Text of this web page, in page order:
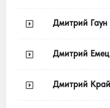
Дмитрий Гаун
Дмитрий Емец
Дмитрий Край